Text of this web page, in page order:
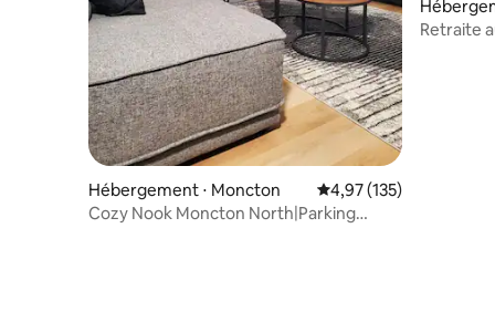
Hébergement ⋅ Moncton Évaluation moyenne
4,97 (135)
Cozy Nook Moncton North|Parking
astle
Retraite